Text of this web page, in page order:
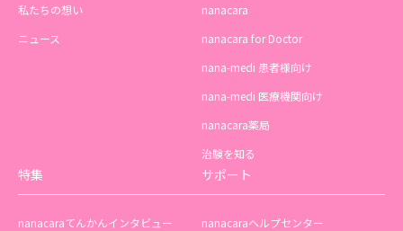
私たちの想い
ニュース
nanacara
nanacara for Doctor
nana-medi 患者様向け
nana-medi 医療機関向け
nanacara薬局
治験を知る
特集
nanacaraてんかんインタビュー
サポート
nanacaraヘルプセンター